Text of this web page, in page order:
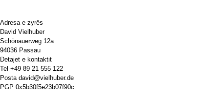
Adresa e zyrës
David Vielhuber
Schönauerweg 12a
94036 Passau
Detajet e kontaktit
Tel +49 89 21 555 122
Posta david@vielhuber.de
PGP 0x5b30f5e23b07f90c